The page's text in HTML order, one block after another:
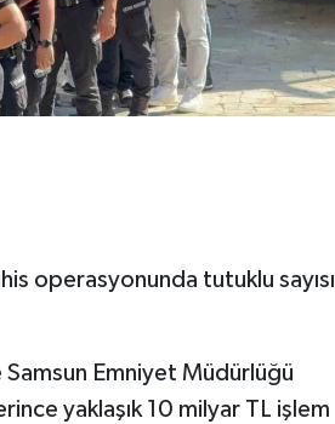
operasyonunda tutuklu sayısı
Samsun Emniyet Müdürlüğü
yaklaşık 10 milyar TL işlem